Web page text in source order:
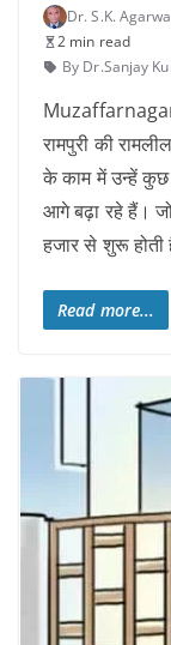
Dr. S.K.
2 min read
By Dr.Sanjay
रामपुरी की
के काम में उन्हें कुछ
आगे बढ़ा रहे हैं।
हजार से शुरू होती
Read more...